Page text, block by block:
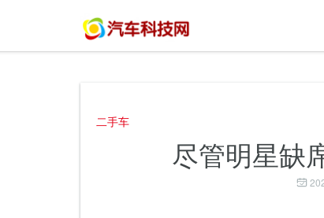
二手车
尽管明星缺